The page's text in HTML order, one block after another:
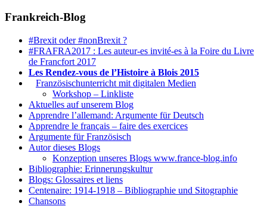
Frankreich-Blog
#Brexit oder #nonBrexit ?
#FRAFRA2017 : Les auteur-es invité-es à la Foire du Livre
de Francfort 2017
Les Rendez-vous de l’Histoire à Blois 2015
Französischunterricht mit digitalen Medien
Workshop – Linkliste
Aktuelles auf unserem Blog
Apprendre l’allemand: Argumente für Deutsch
Apprendre le français – faire des exercices
Argumente für Französisch
Autor dieses Blogs
Konzeption unseres Blogs www.france-blog.info
Bibliographie: Erinnerungskultur
Blogs: Glossaires et liens
Centenaire: 1914-1918 – Bibliographie und Sitographie
Chansons